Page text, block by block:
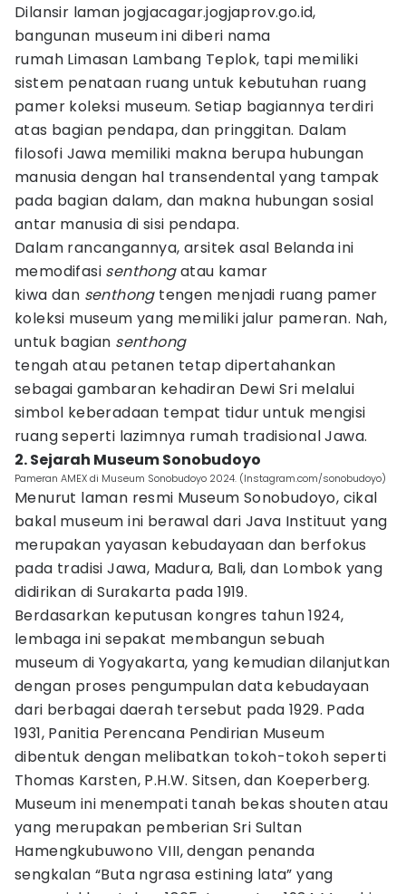
Dilansir laman jogjacagar.jogjaprov.go.id,
bangunan museum ini diberi nama
rumah Limasan Lambang Teplok, tapi memiliki
sistem penataan ruang untuk kebutuhan ruang
pamer koleksi museum. Setiap bagiannya terdiri
atas bagian pendapa, dan pringgitan. Dalam
filosofi Jawa memiliki makna berupa hubungan
manusia dengan hal transendental yang tampak
pada bagian dalam, dan makna hubungan sosial
antar manusia di sisi pendapa.
Dalam rancangannya, arsitek asal Belanda ini
memodifasi senthongatau kamar
kiwa dan senthongtengen menjadi ruang pamer
koleksi museum yang memiliki jalur pameran. Nah,
untuk bagian senthong
tengah atau petanen tetap dipertahankan
sebagai gambaran kehadiran Dewi Sri melalui
simbol keberadaan tempat tidur untuk mengisi
ruang seperti lazimnya rumah tradisional Jawa.
2. Sejarah Museum Sonobudoyo
Pameran AMEX di Museum Sonobudoyo 2024. (Instagram.com/sonobudoyo)
Menurut laman resmi Museum Sonobudoyo, cikal
bakal museum ini berawal dari Java Instituut yang
merupakan yayasan kebudayaan dan berfokus
pada tradisi Jawa, Madura, Bali, dan Lombok yang
didirikan di Surakarta pada 1919.
Berdasarkan keputusan kongres tahun 1924,
lembaga ini sepakat membangun sebuah
museum di Yogyakarta, yang kemudian dilanjutkan
dengan proses pengumpulan data kebudayaan
dari berbagai daerah tersebut pada 1929. Pada
1931, Panitia Perencana Pendirian Museum
dibentuk dengan melibatkan tokoh-tokoh seperti
Thomas Karsten, P.H.W. Sitsen, dan Koeperberg.
Museum ini menempati tanah bekas shouten atau
yang merupakan pemberian Sri Sultan
Hamengkubuwono VIII, dengan penanda
sengkalan “Buta ngrasa estining lata” yang